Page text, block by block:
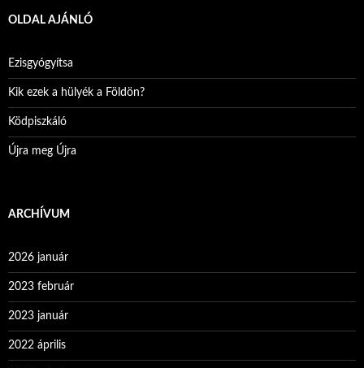
OLDAL AJÁNLÓ
Ezisgyógyítsa
Kik ezek a hülyék a Földön?
Ködpiszkáló
Újra meg Újra
ARCHÍVUM
2026 január
2023 február
2023 január
2022 április